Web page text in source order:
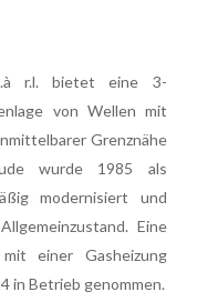
r.l. bietet eine 3-
von Wellen mit
Grenznähe
wurde 1985 als
modernisiert und
Eine
einer Gasheizung
in Betrieb genommen.